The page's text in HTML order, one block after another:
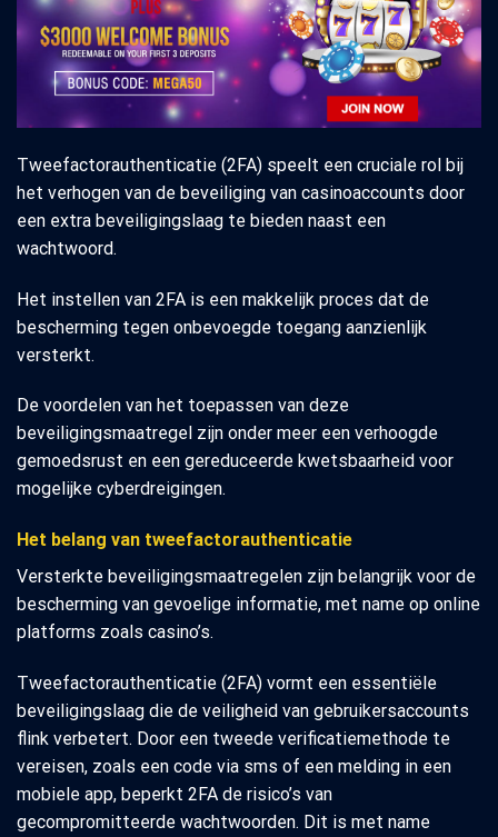
Tweefactorauthenticatie (2FA) speelt een cruciale rol bij
het verhogen van de beveiliging van casinoaccounts door
een extra beveiligingslaag te bieden naast een
wachtwoord.
Het instellen van 2FA is een makkelijk proces dat de
bescherming tegen onbevoegde toegang aanzienlijk
versterkt.
De voordelen van het toepassen van deze
beveiligingsmaatregel zijn onder meer een verhoogde
gemoedsrust en een gereduceerde kwetsbaarheid voor
mogelijke cyberdreigingen.
Het belang van tweefactorauthenticatie
Versterkte beveiligingsmaatregelen zijn belangrijk voor de
bescherming van gevoelige informatie, met name op online
platforms zoals casino’s.
Tweefactorauthenticatie (2FA) vormt een essentiële
beveiligingslaag die de veiligheid van gebruikersaccounts
flink verbetert. Door een tweede verificatiemethode te
vereisen, zoals een code via sms of een melding in een
mobiele app, beperkt 2FA de risico’s van
gecompromitteerde wachtwoorden. Dit is met name